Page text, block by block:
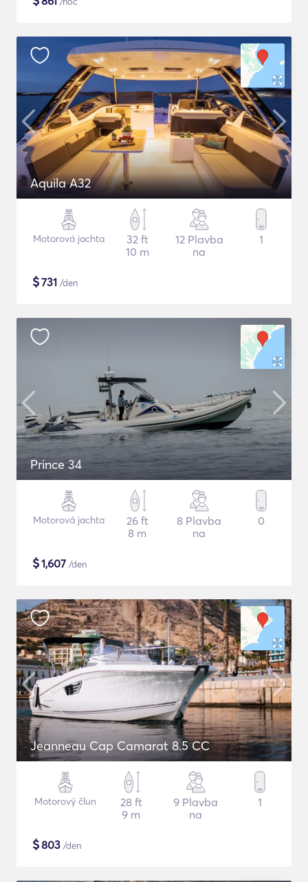
Aquila A32
Motorová jachta
32 ft
10 m
12 Plavba
na
1
$731 /den
Prince 34
Motorová jachta
26 ft
8 m
8 Plavba
na
0
$1,607 /den
Jeanneau Cap Camarat 8.5 CC
Motorový člun
28 ft
9 m
9 Plavba
na
1
$803 /den